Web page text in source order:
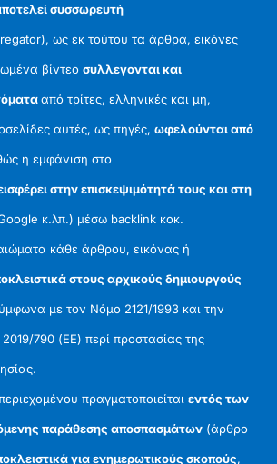
συσσωρευτή
ως εκ τούτου τα άρθρα, εικόνες
βίντεοσυλλεγονται και
από τρίτες, ελληνικές και μη,
αυτές, ως πηγές,ωφελούνται από
η εμφάνιση στο
στην επισκεψιμότητά τους και στη
κ.λπ.) μέσω backlink κοκ.
κάθε άρθρου, εικόνας ή
στους αρχικούς δημιουργούς
με τον Νόμο 2121/1993 και την
790 (ΕΕ) περί προστασίας της
πραγματοποιείταιεντός των
παράθεσης αποσπασμάτων (άρθρο
για ενημερωτικούς σκοπούς,